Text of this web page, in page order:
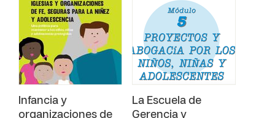
Infancia y
organizaciones de
La Escuela de
Gerencia y